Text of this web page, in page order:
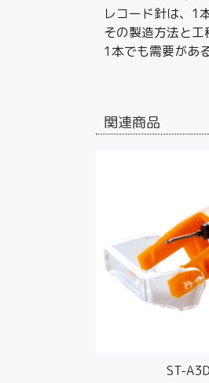
レコード針は、1
その製造方法と工
1本でも需要があ
関連商品
ST-